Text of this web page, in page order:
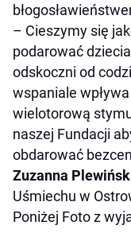
– Cieszymy się
podarować
odskoczni od
wspaniale
wielotorową
naszej Fundacji
obdarować
Zuzanna
Uśmiechu w
Poniżej Foto z